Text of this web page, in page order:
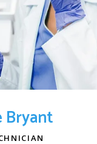
Bryant